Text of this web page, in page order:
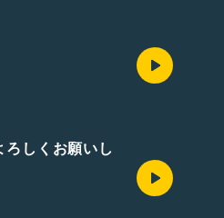
しくお願いし